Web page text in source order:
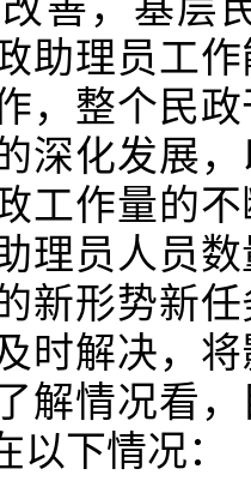
助理员工
，整个民
深化发展
工作量的
理员人员
新形势新
时解决，
解情况看
下情况：